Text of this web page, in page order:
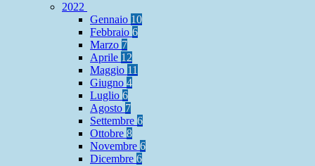
2022
Gennaio 10
Febbraio 6
Marzo 7
Aprile 12
Maggio 11
Giugno 4
Luglio 6
Agosto 7
Settembre 6
Ottobre 8
Novembre 6
Dicembre 6